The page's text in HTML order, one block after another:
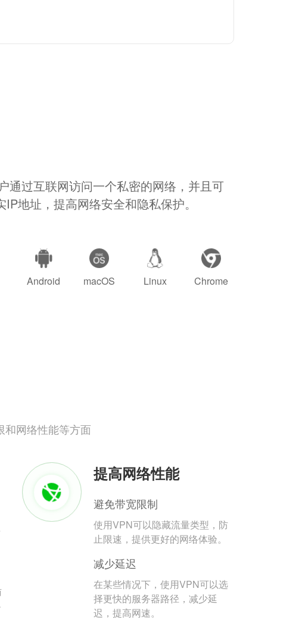
通过互联网访问一个私密的网络，并且可
地址，提高网络安全和隐私保护。
Android macOS Linux Chrome
和网络性能等方面
提高网络性能
避免带宽限制
使用VPN可以隐藏流量类型，防
止限速，提供更好的网络体验。
减少延迟
在某些情况下，使用VPN可以选
择更快的服务器路径，减少延
迟，提高网速。